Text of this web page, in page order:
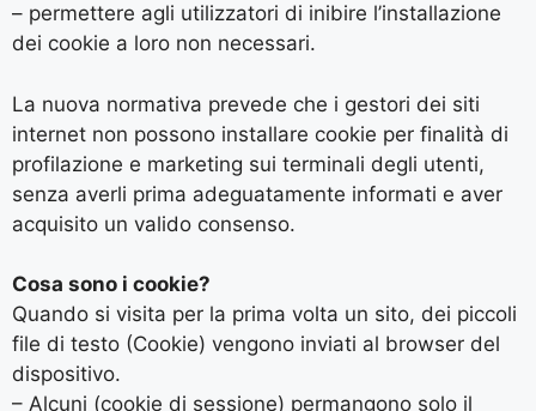
– permettere agli utilizzatori di inibire l’installazione
dei cookie a loro non necessari.
La nuova normativa prevede che i gestori dei siti
internet non possono installare cookie per finalità di
profilazione e marketing sui terminali degli utenti,
senza averli prima adeguatamente informati e aver
acquisito un valido consenso.
Cosa sono i cookie?
Quando si visita per la prima volta un sito, dei piccoli
file di testo (Cookie) vengono inviati al browser del
dispositivo.
– Alcuni (cookie di sessione) permangono solo il